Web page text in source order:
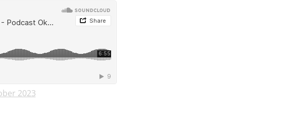
2023